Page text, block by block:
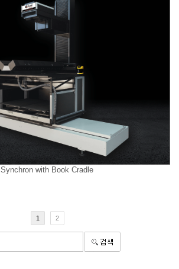
Synchron with Book Cradle
1 2